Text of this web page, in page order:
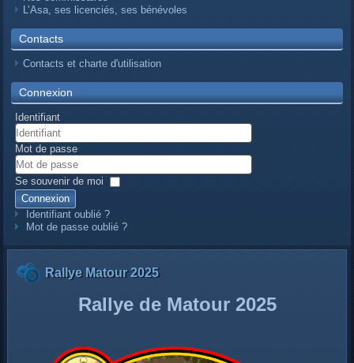
L’Asa, ses licenciés, ses bénévoles
Contacts
Contacts et charte d'utilisation
Connexion
Identifiant
Mot de passe
Se souvenir de moi
Connexion
Identifiant oublié ?
Mot de passe oublié ?
Rallye Matour 2025
Rallye de Matour 2025